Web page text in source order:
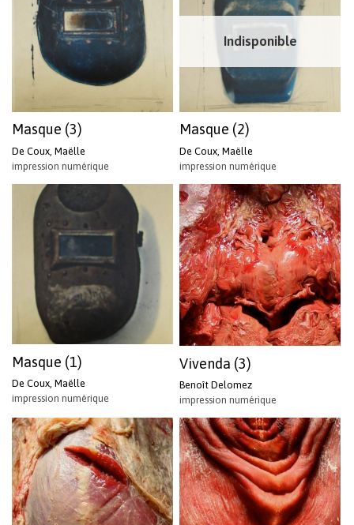
Masque (3)
De Coux, Maëlle
impression numérique
Indisponible
Masque (2)
De Coux, Maëlle
impression numérique
Masque (1)
De Coux, Maëlle
impression numérique
Vivenda (3)
Benoît Delomez
impression numérique